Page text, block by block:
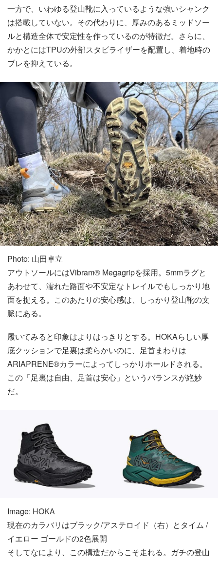
一方で、いわゆる登山靴に入っているような強いシャンク
は搭載していない。その代わりに、厚みのあるミッドソー
ルと構造全体で安定性を作っているのが特徴だ。さらに、
かかとにはTPUの外部スタビライザーを配置し、着地時の
ブレを抑えている。
Photo: 山田卓立
アウトソールにはVibram® Megagripを採用。5mmラグと
あわせて、濡れた路面や不安定なトレイルでもしっかり地
面を捉える。このあたりの安心感は、しっかり登山靴の文
脈にある。
履いてみると印象はよりはっきりとする。HOKAらしい厚
底クッションで足裏は柔らかいのに、足首まわりは
ARIAPRENE®カラーによってしっかりホールドされる。
この「足裏は自由、足首は安心」というバランスが絶妙
だ。
Image: HOKA
現在のカラバリはブラック/アステロイド（右）とタイム /
イエロー ゴールドの2色展開
そしてなにより、この構造だからこそ走れる。ガチの登山